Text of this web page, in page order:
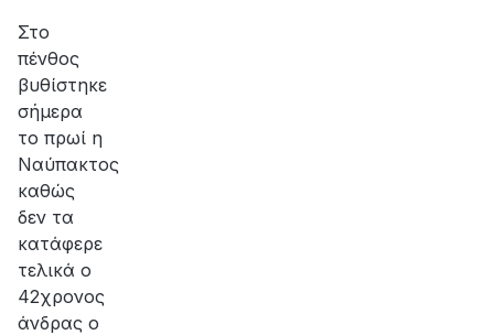
Στο
πένθος
βυθίστηκε
σήμερα
το πρωί η
Ναύπακτος
καθώς
δεν τα
κατάφερε
τελικά ο
42χρονος
άνδρας ο